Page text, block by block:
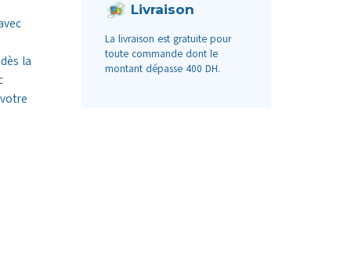
la
Livraison
La livraison est gratuite pour
toute commande dont le
montant dépasse 400 DH.